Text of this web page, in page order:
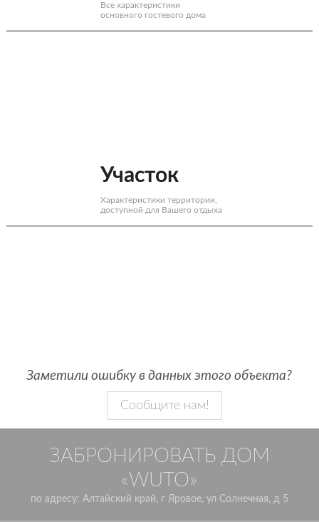
Все характеристики
основного гостевого дома
Участок
Характеристики территории,
доступной для Вашего отдыха
Заметили ошибку в данных этого объекта?
Сообщите нам!
ЗАБРОНИРОВАТЬ ДОМ
«WUTO»
по адресу: Алтайский край, г Яровое, ул Солнечная, д 5